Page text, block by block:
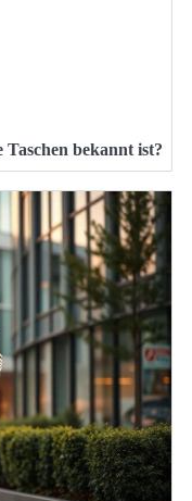
bekannt ist?